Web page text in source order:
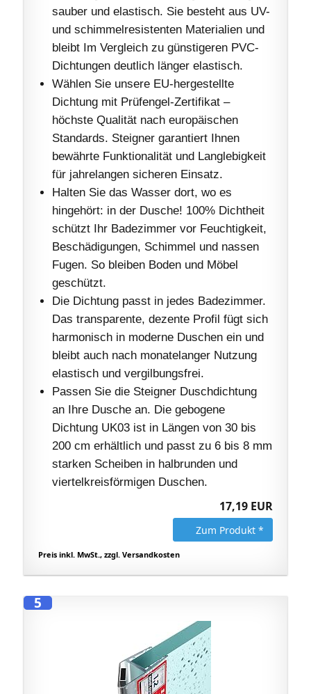
sauber und elastisch. Sie besteht aus UV-
und schimmelresistenten Materialien und
bleibt Im Vergleich zu günstigeren PVC-
Dichtungen deutlich länger elastisch.
Wählen Sie unsere EU-hergestellte
Dichtung mit Prüfengel-Zertifikat –
höchste Qualität nach europäischen
Standards. Steigner garantiert Ihnen
bewährte Funktionalität und Langlebigkeit
für jahrelangen sicheren Einsatz.
Halten Sie das Wasser dort, wo es
hingehört: in der Dusche! 100% Dichtheit
schützt Ihr Badezimmer vor Feuchtigkeit,
Beschädigungen, Schimmel und nassen
Fugen. So bleiben Boden und Möbel
geschützt.
Die Dichtung passt in jedes Badezimmer.
Das transparente, dezente Profil fügt sich
harmonisch in moderne Duschen ein und
bleibt auch nach monatelanger Nutzung
elastisch und vergilbungsfrei.
Passen Sie die Steigner Duschdichtung
an Ihre Dusche an. Die gebogene
Dichtung UK03 ist in Längen von 30 bis
200 cm erhältlich und passt zu 6 bis 8 mm
starken Scheiben in halbrunden und
viertelkreisförmigen Duschen.
17,19 EUR
Zum Produkt *
Preis inkl. MwSt., zzgl. Versandkosten
5